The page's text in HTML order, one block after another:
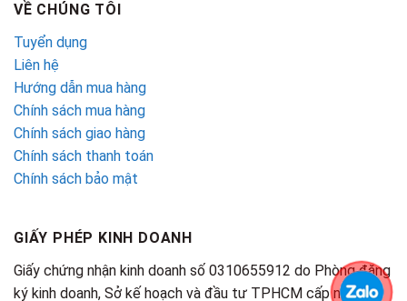
VỀ CHÚNG TÔI
Tuyển dụng
Liên hệ
Hướng dẫn mua hàng
Chính sách mua hàng
Chính sách giao hàng
Chính sách thanh toán
Chính sách bảo mật
GIẤY PHÉP KINH DOANH
Giấy chứng nhận kinh doanh số 0310655912 do Phòng đăng
ký kinh doanh, Sở kế hoạch và đầu tư TPHCM cấp ngày